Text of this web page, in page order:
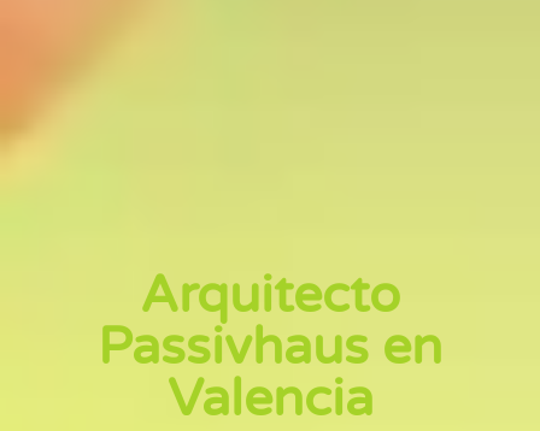
Arquitecto
Passivhaus en
Valencia